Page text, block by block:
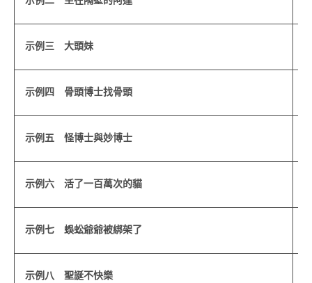
示例三 大頭妹
示例四 骨頭博士找骨頭
示例五 怪博士與妙博士
示例六 活了一百萬次的貓
示例七 蜈蚣爺爺被綁架了
示例八 聖誕不快樂